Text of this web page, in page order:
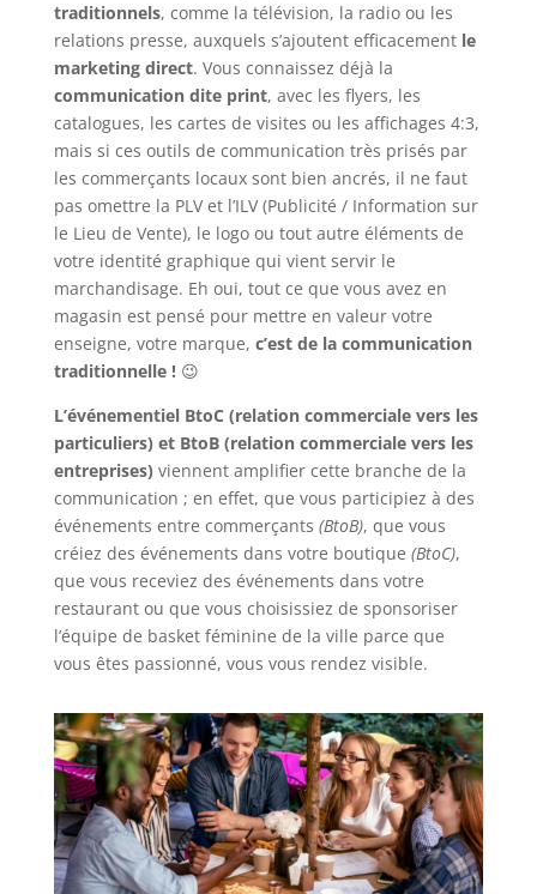
traditionnels, comme la télévision, la radio ou les
relations presse, auxquels s’ajoutent efficacement le
marketing direct. Vous connaissez déjà la
communication dite print, avec les flyers, les
catalogues, les cartes de visites ou les affichages 4:3,
mais si ces outils de communication très prisés par
les commerçants locaux sont bien ancrés, il ne faut
pas omettre la PLV et l’ILV (Publicité / Information sur
le Lieu de Vente), le logo ou tout autre éléments de
votre identité graphique qui vient servir le
marchandisage. Eh oui, tout ce que vous avez en
magasin est pensé pour mettre en valeur votre
enseigne, votre marque, c’est de la communication
traditionnelle !😉
L’événementiel BtoC (relation commerciale vers les
particuliers) et BtoB (relation commerciale vers les
entreprises) viennent amplifier cette branche de la
communication ; en effet, que vous participiez à des
événements entre commerçants (BtoB), que vous
créiez des événements dans votre boutique (BtoC),
que vous receviez des événements dans votre
restaurant ou que vous choisissiez de sponsoriser
l’équipe de basket féminine de la ville parce que
vous êtes passionné, vous vous rendez visible.